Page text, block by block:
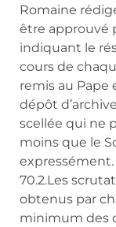
Romaine
être approuvé
indiquant le
cours de
remis au Pape
dépôt
scellée qui ne
moins que le
expressément.
70.2.Les
obtenus par
minimum des